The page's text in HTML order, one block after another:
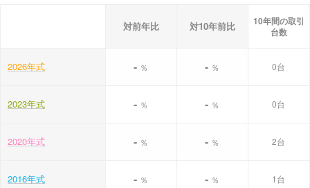
対前年比 対10年前比
10年間の取引
台数
2026年式 - ％ - ％ 0台
2023年式 - ％ - ％ 0台
2020年式 - ％ - ％ 2台
2016年式 - ％ - ％ 1台